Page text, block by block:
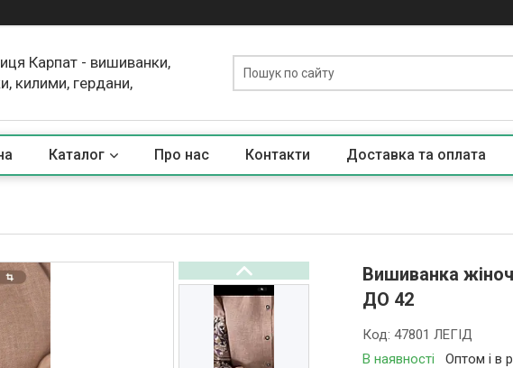
Карпат - вишиванки,
килими, гердани,
Каталог Про нас Контакти Доставка та оплата
Вишиванка
ДО 42
В наявності Оптом і в
Код:47801 ЛЕГІД